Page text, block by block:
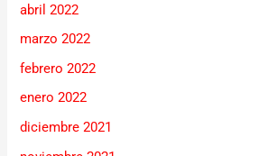
abril 2022
marzo 2022
febrero 2022
enero 2022
diciembre 2021